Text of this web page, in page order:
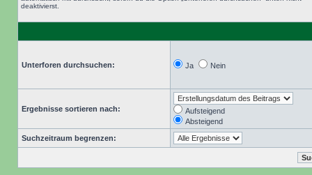
deaktivierst.
Unterforen durchsuchen: Ja Nein
Ergebnisse sortieren nach:
Aufsteigend
Absteigend
Suchzeitraum begrenzen: